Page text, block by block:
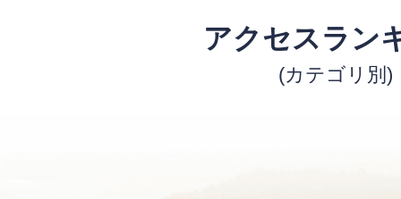
アクセスラン
(カテゴリ別)